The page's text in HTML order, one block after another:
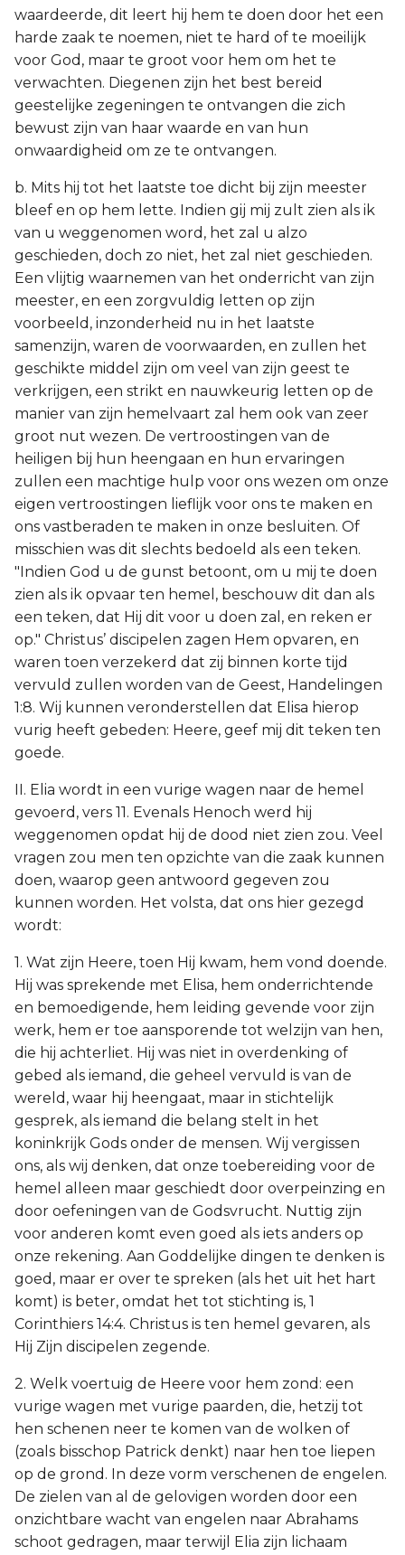
waardeerde, dit leert hij hem te doen door het een
harde zaak te noemen, niet te hard of te moeilijk
voor God, maar te groot voor hem om het te
verwachten. Diegenen zijn het best bereid
geestelijke zegeningen te ontvangen die zich
bewust zijn van haar waarde en van hun
onwaardigheid om ze te ontvangen.
b. Mits hij tot het laatste toe dicht bij zijn meester
bleef en op hem lette. Indien gij mij zult zien als ik
van u weggenomen word, het zal u alzo
geschieden, doch zo niet, het zal niet geschieden.
Een vlijtig waarnemen van het onderricht van zijn
meester, en een zorgvuldig letten op zijn
voorbeeld, inzonderheid nu in het laatste
samenzijn, waren de voorwaarden, en zullen het
geschikte middel zijn om veel van zijn geest te
verkrijgen, een strikt en nauwkeurig letten op de
manier van zijn hemelvaart zal hem ook van zeer
groot nut wezen. De vertroostingen van de
heiligen bij hun heengaan en hun ervaringen
zullen een machtige hulp voor ons wezen om onze
eigen vertroostingen lieflijk voor ons te maken en
ons vastberaden te maken in onze besluiten. Of
misschien was dit slechts bedoeld als een teken.
"Indien God u de gunst betoont, om u mij te doen
zien als ik opvaar ten hemel, beschouw dit dan als
een teken, dat Hij dit voor u doen zal, en reken er
op." Christus’ discipelen zagen Hem opvaren, en
waren toen verzekerd dat zij binnen korte tijd
vervuld zullen worden van de Geest, Handelingen
1:8. Wij kunnen veronderstellen dat Elisa hierop
vurig heeft gebeden: Heere, geef mij dit teken ten
goede.
II. Elia wordt in een vurige wagen naar de hemel
gevoerd, vers 11. Evenals Henoch werd hij
weggenomen opdat hij de dood niet zien zou. Veel
vragen zou men ten opzichte van die zaak kunnen
doen, waarop geen antwoord gegeven zou
kunnen worden. Het volsta, dat ons hier gezegd
wordt:
1. Wat zijn Heere, toen Hij kwam, hem vond doende.
Hij was sprekende met Elisa, hem onderrichtende
en bemoedigende, hem leiding gevende voor zijn
werk, hem er toe aansporende tot welzijn van hen,
die hij achterliet. Hij was niet in overdenking of
gebed als iemand, die geheel vervuld is van de
wereld, waar hij heengaat, maar in stichtelijk
gesprek, als iemand die belang stelt in het
koninkrijk Gods onder de mensen. Wij vergissen
ons, als wij denken, dat onze toebereiding voor de
hemel alleen maar geschiedt door overpeinzing en
door oefeningen van de Godsvrucht. Nuttig zijn
voor anderen komt even goed als iets anders op
onze rekening. Aan Goddelijke dingen te denken is
goed, maar er over te spreken (als het uit het hart
komt) is beter, omdat het tot stichting is, 1
Corinthiers 14:4. Christus is ten hemel gevaren, als
Hij Zijn discipelen zegende.
2. Welk voertuig de Heere voor hem zond: een
vurige wagen met vurige paarden, die, hetzij tot
hen schenen neer te komen van de wolken of
(zoals bisschop Patrick denkt) naar hen toe liepen
op de grond. In deze vorm verschenen de engelen.
De zielen van al de gelovigen worden door een
onzichtbare wacht van engelen naar Abrahams
schoot gedragen, maar terwijl Elia zijn lichaam